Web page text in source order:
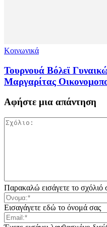
Κοινωνικά
Τουρνουά Βόλεϊ
Μαργαρίτας
Αφήστε μια απάντηση
Παρακαλώ εισάγετε το σχόλιό
Εισαγάγετε εδώ το όνομά σας